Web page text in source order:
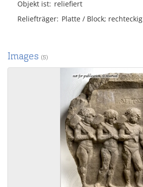
Objekt ist reliefiert
Reliefträger Platte / Block; rechteckig
Images (5)